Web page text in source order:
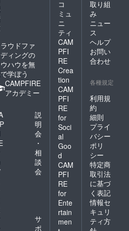
ウドファ
ィングの
ウハウを無
学ぼう
CAMPFIRE
アカデミー
説
明
会
・
相
談
会
サ
ポ
コ
ミュ
ニ
ティ
CAM
PFI
RE
Crea
tion
CAM
PFI
RE
for
Soci
al
Goo
d
CAM
PFI
RE
for
Ente
rtain
men
取り組
み
ニュー
ス
ヘルプ
お問い
合わせ
各種規定
利用規
約
細則
プライ
バシー
ポリ
シー
特定商
取引法
に基づ
く表記
情報セ
キュリ
ティ方